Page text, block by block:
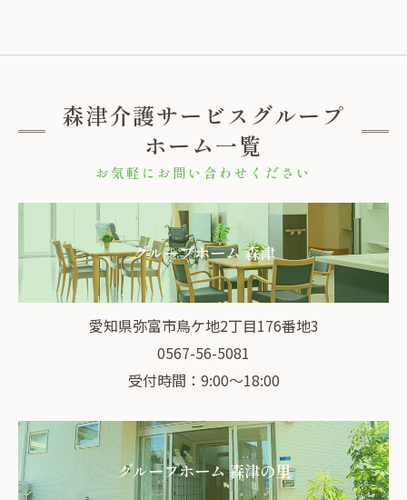
お気軽にお問い合わせください
森津介護サービスグループ
ホーム一覧
グループホーム 森津
愛知県弥富市鳥ケ地2丁目176番地3
0567-56-5081
受付時間：9:00～18:00
グループホーム 森津の里